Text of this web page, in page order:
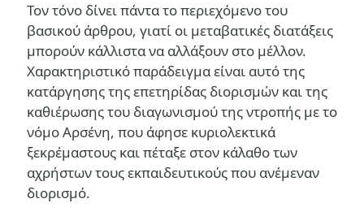
Τον τόνο δίνει πάντα το περιεχόμενο του
βασικού άρθρου, γιατί οι μεταβατικές διατάξεις
μπορούν κάλλιστα να αλλάξουν στο μέλλον.
Χαρακτηριστικό παράδειγμα είναι αυτό της
κατάργησης της επετηρίδας διορισμών και της
καθιέρωσης του διαγωνισμού της ντροπής με το
νόμο Αρσένη, που άφησε κυριολεκτικά
ξεκρέμαστους και πέταξε στον κάλαθο των
αχρήστων τους εκπαιδευτικούς που ανέμεναν
διορισμό.